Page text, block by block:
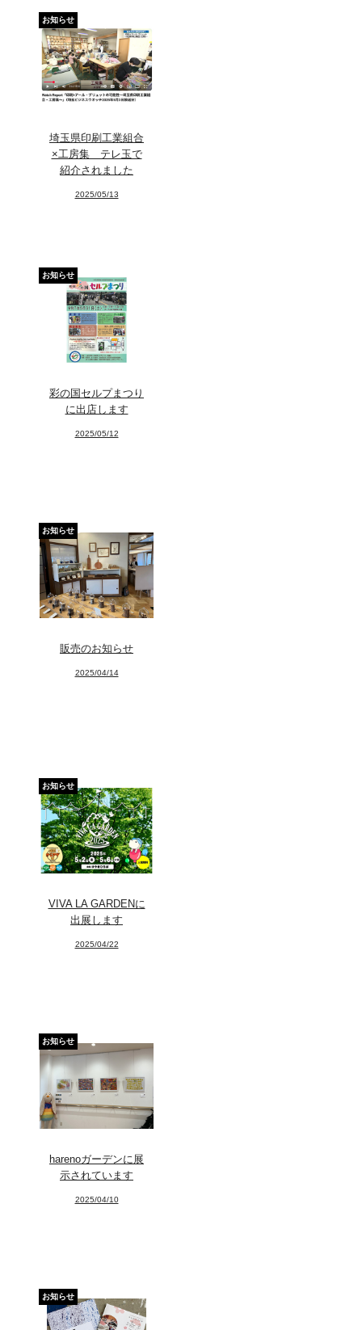
お知らせ
埼玉県印刷工業組合
×工房集 テレ玉で
紹介されました
2025/05/13
お知らせ
彩の国セルプまつり
に出店します
2025/05/12
お知らせ
販売のお知らせ
2025/04/14
お知らせ
VIVA LA GARDENに
出展します
2025/04/22
お知らせ
harenoガーデンに展
示されています
2025/04/10
お知らせ